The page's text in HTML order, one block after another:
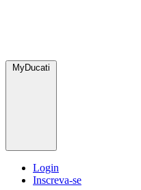
MyDucati
Login
Inscreva-se